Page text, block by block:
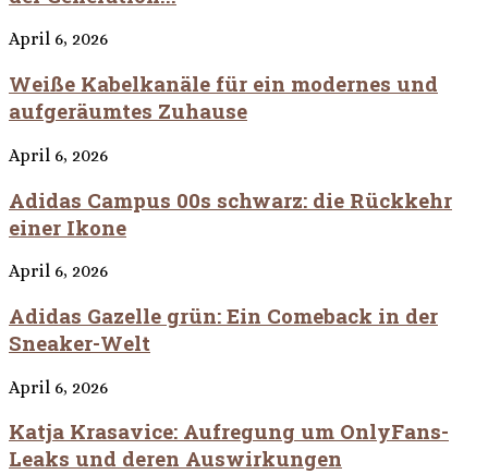
April 6, 2026
Weiße Kabelkanäle für ein modernes und
aufgeräumtes Zuhause
April 6, 2026
Adidas Campus 00s schwarz: die Rückkehr
einer Ikone
April 6, 2026
Adidas Gazelle grün: Ein Comeback in der
Sneaker-Welt
April 6, 2026
Katja Krasavice: Aufregung um OnlyFans-
Leaks und deren Auswirkungen